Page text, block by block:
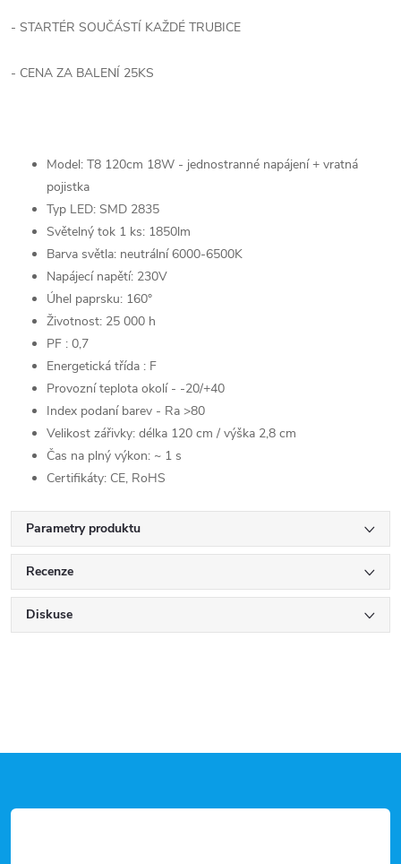
- STARTÉR SOUČÁSTÍ KAŽDÉ TRUBICE
- CENA ZA BALENÍ 25KS
Model: T8 120cm 18W - jednostranné napájení + vratná
pojistka
Typ LED: SMD 2835
Světelný tok 1 ks: 1850lm
Barva světla: neutrální 6000-6500K
Napájecí napětí: 230V
Úhel paprsku: 160°
Životnost: 25 000 h
PF : 0,7
Energetická třída : F
Provozní teplota okolí - -20/+40
Index podaní barev - Ra >80
Velikost zářivky: délka 120 cm / výška 2,8 cm
Čas na plný výkon: ~ 1 s
Certifikáty: CE, RoHS
Parametry produktu
Recenze
Diskuse
á